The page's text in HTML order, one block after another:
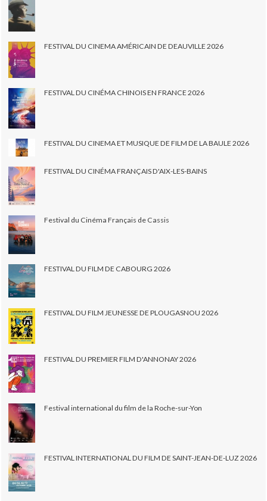
FESTIVAL DU CINEMA AMÉRICAIN DE DEAUVILLE 2026
FESTIVAL DU CINÉMA CHINOIS EN FRANCE 2026
FESTIVAL DU CINEMA ET MUSIQUE DE FILM DE LA BAULE 2026
FESTIVAL DU CINÉMA FRANÇAIS D'AIX-LES-BAINS
Festival du Cinéma Français de Cassis
FESTIVAL DU FILM DE CABOURG 2026
FESTIVAL DU FILM JEUNESSE DE PLOUGASNOU 2026
FESTIVAL DU PREMIER FILM D'ANNONAY 2026
Festival international du film de la Roche-sur-Yon
FESTIVAL INTERNATIONAL DU FILM DE SAINT-JEAN-DE-LUZ 2026